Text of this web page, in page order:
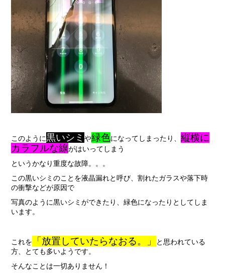
このように黒いシミ や緑色になってしまったり、 縦横に
カラフルな線がはいってしまう
というかなり重度な故障。。。
この黒いシミのことを液晶漏れと呼び、割れたガラスや落下時
の衝撃などが原因で
写真のように黒いシミができたり、緑色になったりとしてしま
います。
これを 「放置していたらなおる。」
と思われている
方、とても多いようです。
そんなことは一切ありません！